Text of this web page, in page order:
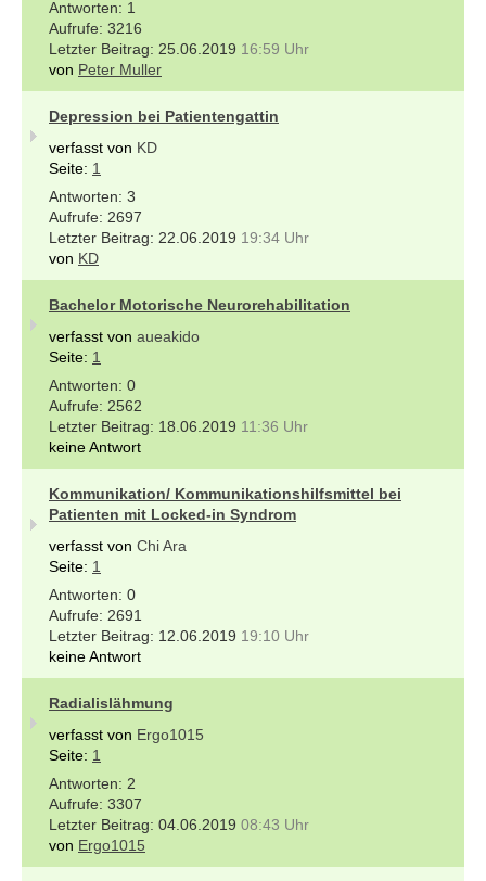
1
3216
25.06.2019 16:59 Uhr
von Peter Muller
Depression bei Patientengattin
verfasst von KD
Seite: 1
3
2697
22.06.2019 19:34 Uhr
von KD
Bachelor Motorische Neurorehabilitation
verfasst von aueakido
Seite: 1
0
2562
18.06.2019 11:36 Uhr
keine Antwort
Kommunikation/ Kommunikationshilfsmittel bei
Patienten mit Locked-in Syndrom
verfasst von Chi Ara
Seite: 1
0
2691
12.06.2019 19:10 Uhr
keine Antwort
Radialislähmung
verfasst von Ergo1015
Seite: 1
2
3307
04.06.2019 08:43 Uhr
von Ergo1015